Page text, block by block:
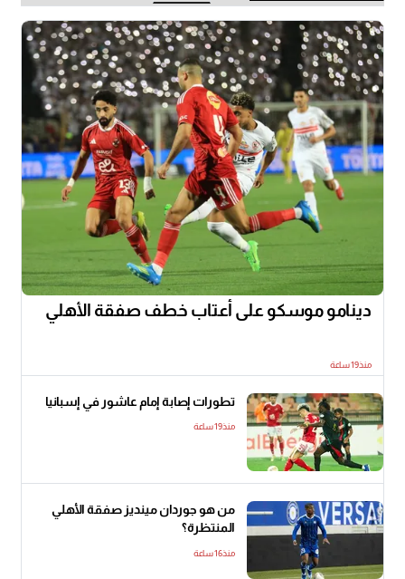
دينامو موسكو على أعتاب خطف صفقة الأهلي
منذ19 ساعة
تطورات إصابة إمام عاشور في إسبانيا
منذ19 ساعة
من هو جوردان مينديز صفقة الأهلي
المنتظرة؟
منذ16 ساعة